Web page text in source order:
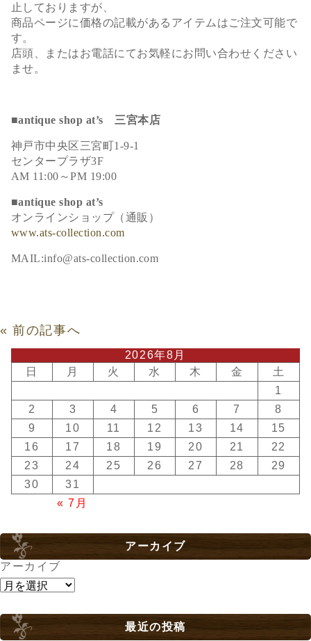
止しておりますが、
商品ページに価格の記載があるアイテムはご注文可能で
す。
店頭、またはお電話にてお気軽にお問い合わせください
ませ。
■antique shop at’s 三宮本店
神戸市中央区三宮町1-9-1
センタープラザ3F
AM 11:00～PM 19:00
■antique shop at’s
オンラインショップ（通販）
www.ats-collection.com
MAIL:info@ats-collection.com
« 前の記事へ
2026年8月
日
月 火 水 木 金 土
« 7月
1
2
3 4 5 6 7
8
9
10 11 12 13 14
15
16
17 18 19 20 21
22
23
24 25 26 27 28
29
30
31
アーカイブ
アーカイブ
最近の投稿